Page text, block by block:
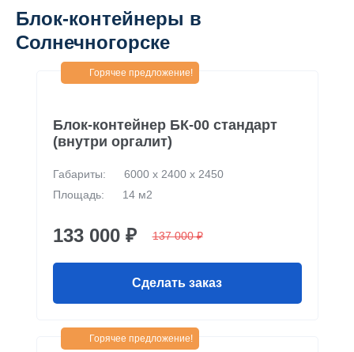
Блок-контейнеры в
Солнечногорске
Горячее предложение!
Блок-контейнер БК-00 стандарт
(внутри оргалит)
Габариты:
6000 х 2400 х 2450
Площадь:
14 м2
133 000 ₽ 137 000 ₽
Сделать заказ
Горячее предложение!